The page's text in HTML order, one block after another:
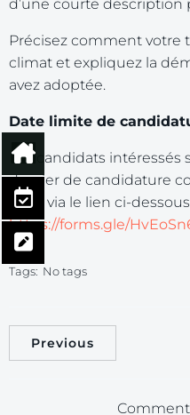
d’une courte description
Précisez comment votre
climat et expliquez la
avez adoptée.
Date limite de
Les candidats
dossier de candidature
2024 via le lien ci-
https://forms.gle/
Tags: No tags
Previous